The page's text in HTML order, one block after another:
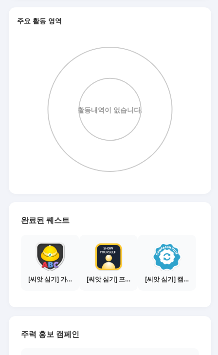
주요 활동 영역
완료된 퀘스트
[씨앗 심기] 가이드보기 - 매체별 활동 가이드 [씨앗 심기] 프로필 사진 등록하기 [씨앗 심기] 캠페인 선택하기 - PICK 1개
주력 홍보 캠페인